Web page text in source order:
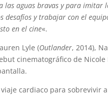
las aguas bravas y para imitar
desafíos y trabajar con el
en el cine«.
Lyle (Outlander, 2014),
cinematográfico de
cardiaco para sobrevivir